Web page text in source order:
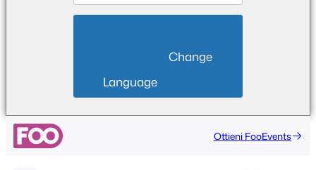
Language
Ottieni FooEvents